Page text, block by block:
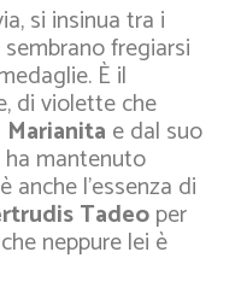
si insinua tra i
fregiarsi
È il
di violette che
Marianita e dal suo
mantenuto
l’essenza di
Tadeoper
neppure lei è